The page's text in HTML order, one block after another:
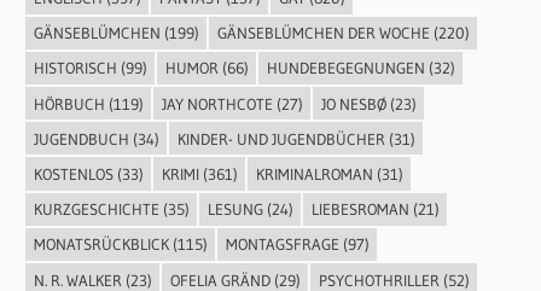
GÄNSEBLÜMCHEN (199) GÄNSEBLÜMCHEN DER WOCHE (220)
HISTORISCH (99) HUMOR(66) HUNDEBEGEGNUNGEN (32)
HÖRBUCH (119) JAY NORTHCOTE (27) JO NESBØ(23)
JUGENDBUCH (34) KINDER- UND JUGENDBÜCHER (31)
KOSTENLOS(33) KRIMI(361) KRIMINALROMAN (31)
KURZGESCHICHTE (35) LESUNG(24) LIEBESROMAN (21)
MONATSRÜCKBLICK(115) MONTAGSFRAGE (97)
N. R. WALKER (23) OFELIA GRÄND(29) PSYCHOTHRILLER (52)